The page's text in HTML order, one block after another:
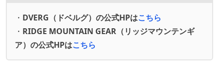
・ DVERG（ドベルグ）の公式HPはこちら
・ RIDGE MOUNTAIN GEAR（リッジマウンテンギ
ア）の公式HPはこちら